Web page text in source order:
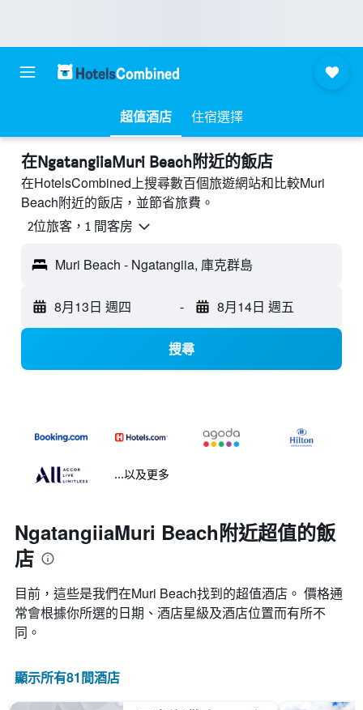
超值酒店 住宿選擇
​在NgatangiiaMuri Beach附近​的飯店
在HotelsCombined上搜尋數百個旅遊網站和比較Muri
Beach附近的飯店，並節省旅費。
2位旅客，1 間客房
Muri Beach - Ngatangiia, 庫克群島
8月13日 週四 - 8月14日 週五
搜尋
...以及更多
NgatangiiaMuri Beach附近超值的飯
店
目前，這些是我們在Muri Beach找到的超值酒店。 價格通
常會根據你所選的日期、酒店星級及酒店位置而有所不
同。
顯示所有81間酒店